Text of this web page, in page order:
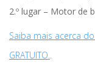
2.º lugar – Motor de
Saiba mais acerca
GRATUITO..